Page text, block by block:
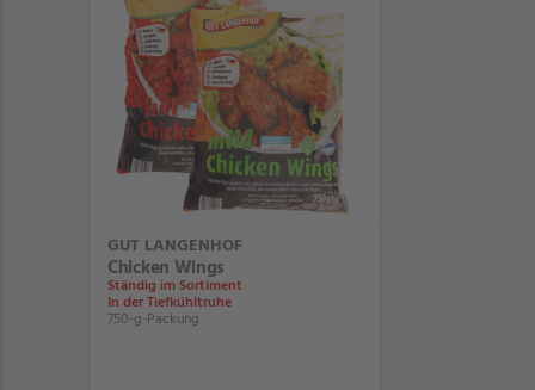
GUT LANGENHOF
Chicken Wings
Ständig im Sortiment
In der Tiefkühltruhe
750-g-Packung